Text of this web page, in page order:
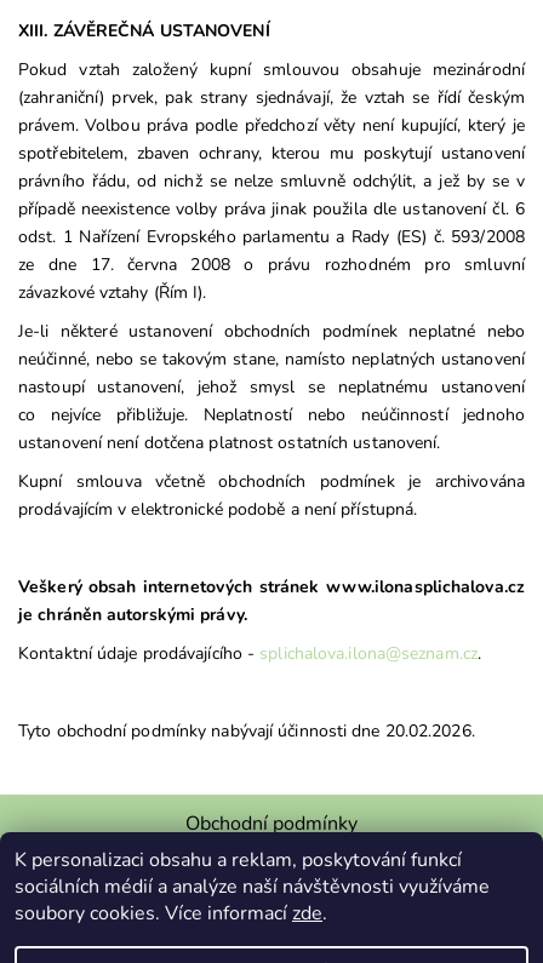
XIII. ZÁVĚREČNÁ USTANOVENÍ
Pokud vztah založený kupní smlouvou obsahuje mezinárodní
(zahraniční) prvek, pak strany sjednávají, že vztah se řídí českým
právem. Volbou práva podle předchozí věty není kupující, který je
spotřebitelem, zbaven ochrany, kterou mu poskytují ustanovení
právního řádu, od nichž se nelze smluvně odchýlit, a jež by se v
případě neexistence volby práva jinak použila dle ustanovení čl. 6
odst. 1 Nařízení Evropského parlamentu a Rady (ES) č. 593/2008
ze dne 17. června 2008 o právu rozhodném pro smluvní
závazkové vztahy (Řím I).
Je-li některé ustanovení obchodních podmínek neplatné nebo
neúčinné, nebo se takovým stane, namísto neplatných ustanovení
nastoupí ustanovení, jehož smysl se neplatnému ustanovení
co nejvíce přibližuje. Neplatností nebo neúčinností jednoho
ustanovení není dotčena platnost ostatních ustanovení.
Kupní smlouva včetně obchodních podmínek je archivována
prodávajícím v elektronické podobě a není přístupná.
Veškerý obsah internetových stránek www.ilonasplichalova.cz
je chráněn autorskými právy.
Kontaktní údaje prodávajícího - splichalova.ilona@seznam.cz.
Tyto obchodní podmínky nabývají účinnosti dne 20.02.2026.
Obchodní podmínky
Podmínky ochrany osobních údajů
Vzor odstoupení od smlouvy
Upozornění šperky
K personalizaci obsahu a reklam, poskytování funkcí
sociálních médií a analýze naší návštěvnosti využíváme
soubory cookies. Více informacízde.